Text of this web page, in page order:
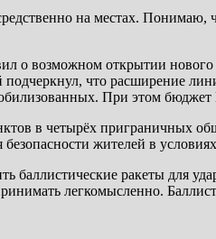
на местах.
возможном открытии нового
что расширение
При этом
в четырёх приграничных
жителей в
ракеты для
легкомысленно.